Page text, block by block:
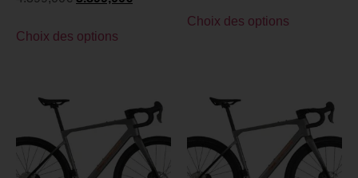
Choix des options
Choix des options